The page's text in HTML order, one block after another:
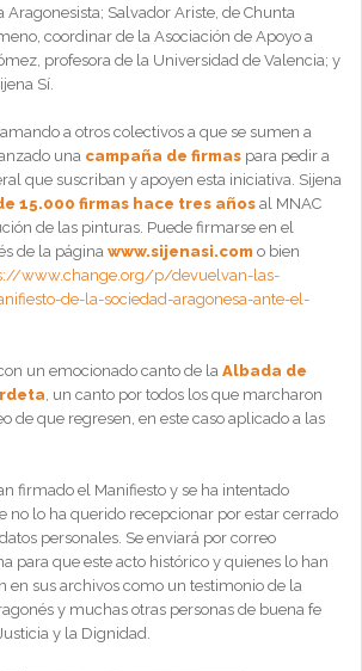
Aragonesista; Salvador Ariste, de Chunta
coordinar de la Asociación de Apoyo a
profesora de la Universidad de Valencia; y
Sí.
a otros colectivos a que se sumen a
una campaña de firmas para pedir a
que suscriban y apoyen esta iniciativa. Sijena
15.000 firmas hace tres años al MNAC
de las pinturas. Puede firmarse en el
de la página www.sijenasi.com o bien
www.change.org/p/devuelvan-las-
de-la-sociedad-aragonesa-ante-el-
un emocionado canto de la Albada de
, un canto por todos los que marcharon
de que regresen, en este caso aplicado a las
firmado el Manifiesto y se ha intentado
no lo ha querido recepcionar por estar cerrado
personales. Se enviará por correo
para que este acto histórico y quienes lo han
en sus archivos como un testimonio de la
y muchas otras personas de buena fe
y la Dignidad.